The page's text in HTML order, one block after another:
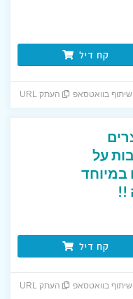
קח דיל
שיתוף בוואטסאפ העתק URL
על
במיוחד
!!
קח דיל
שיתוף בוואטסאפ העתק URL